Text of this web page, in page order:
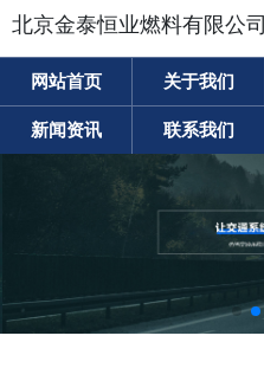
北京金泰恒业燃料有限公司
网站首页 关于我们
新闻资讯 联系我们